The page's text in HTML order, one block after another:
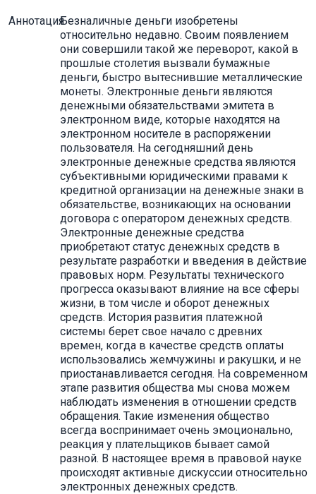
АннотацияБезналичные деньги изобретены
относительно недавно. Своим появлением
они совершили такой же переворот, какой в
прошлые столетия вызвали бумажные
деньги, быстро вытеснившие металлические
монеты. Электронные деньги являются
денежными обязательствами эмитета в
электронном виде, которые находятся на
электронном носителе в распоряжении
пользователя. На сегодняшний день
электронные денежные средства являются
субъективными юридическими правами к
кредитной организации на денежные знаки в
обязательстве, возникающих на основании
договора с оператором денежных средств.
Электронные денежные средства
приобретают статус денежных средств в
результате разработки и введения в действие
правовых норм. Результаты технического
прогресса оказывают влияние на все сферы
жизни, в том числе и оборот денежных
средств. История развития платежной
системы берет свое начало с древних
времен, когда в качестве средств оплаты
использовались жемчужины и ракушки, и не
приостанавливается сегодня. На современном
этапе развития общества мы снова можем
наблюдать изменения в отношении средств
обращения. Такие изменения общество
всегда воспринимает очень эмоционально,
реакция у плательщиков бывает самой
разной. В настоящее время в правовой науке
происходят активные дискуссии относительно
электронных денежных средств.